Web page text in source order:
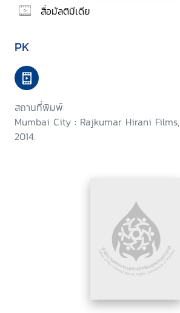
สื่อมัลติมีเดีย
PK
สถานที่พิมพ์:
Mumbai City : Rajkumar Hirani Films,
2014.